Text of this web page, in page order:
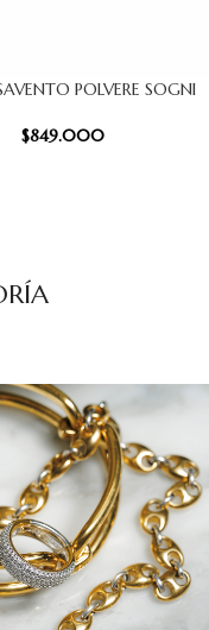
POLVERE SOGNI
$849.000